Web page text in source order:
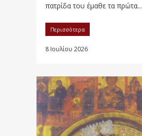
πατρίδα του έμαθε τα πρώτα...
Περισσότερα
8 Ιουλίου 2026